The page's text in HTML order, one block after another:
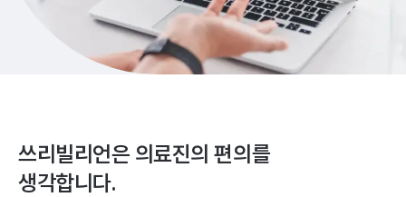
쓰리빌리언은 의료진의 편의를
생각합니다.